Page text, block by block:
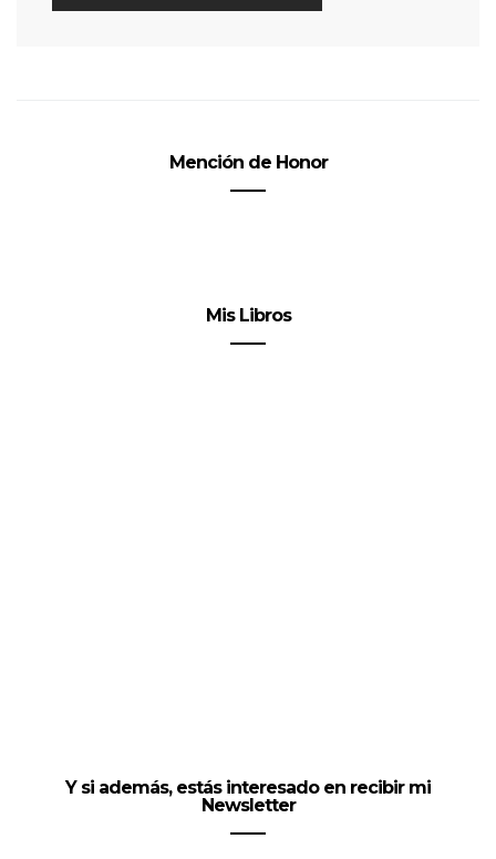
Mención de Honor
Mis Libros
Y si además, estás interesado en recibir mi
Newsletter